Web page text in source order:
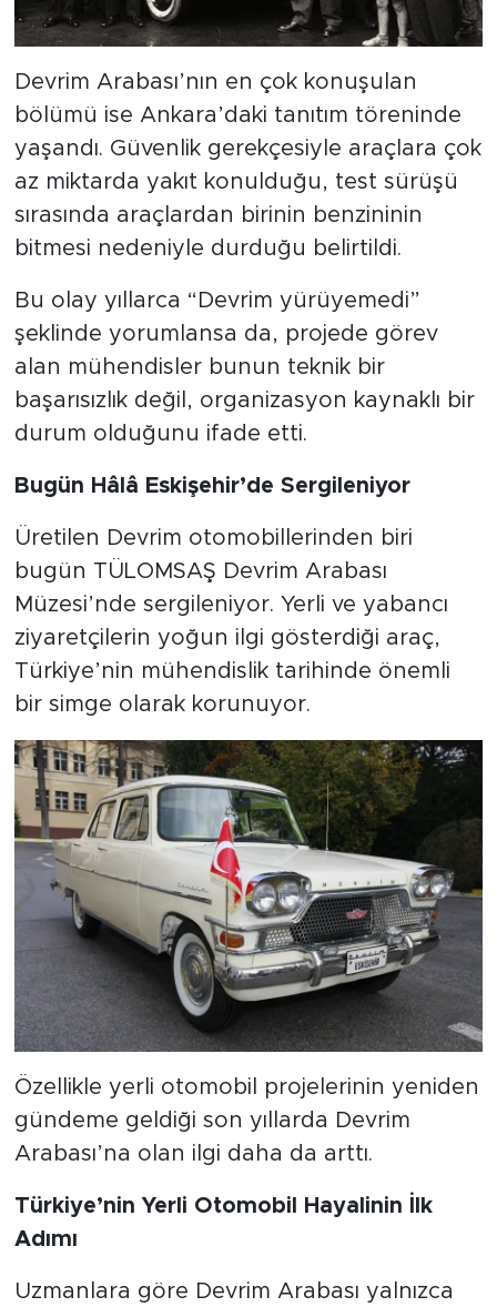
Devrim Arabası’nın en çok konuşulan
bölümü ise Ankara’daki tanıtım töreninde
yaşandı. Güvenlik gerekçesiyle araçlara çok
az miktarda yakıt konulduğu, test sürüşü
sırasında araçlardan birinin benzininin
bitmesi nedeniyle durduğu belirtildi.
Bu olay yıllarca “Devrim yürüyemedi”
şeklinde yorumlansa da, projede görev
alan mühendisler bunun teknik bir
başarısızlık değil, organizasyon kaynaklı bir
durum olduğunu ifade etti.
Bugün Hâlâ Eskişehir’de Sergileniyor
Üretilen Devrim otomobillerinden biri
bugün TÜLOMSAŞ Devrim Arabası
Müzesi’nde sergileniyor. Yerli ve yabancı
ziyaretçilerin yoğun ilgi gösterdiği araç,
Türkiye’nin mühendislik tarihinde önemli
bir simge olarak korunuyor.
Özellikle yerli otomobil projelerinin yeniden
gündeme geldiği son yıllarda Devrim
Arabası’na olan ilgi daha da arttı.
Türkiye’nin Yerli Otomobil Hayalinin İlk
Adımı
Uzmanlara göre Devrim Arabası yalnızca